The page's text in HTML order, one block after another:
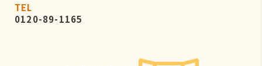
TEL
0120-89-1165